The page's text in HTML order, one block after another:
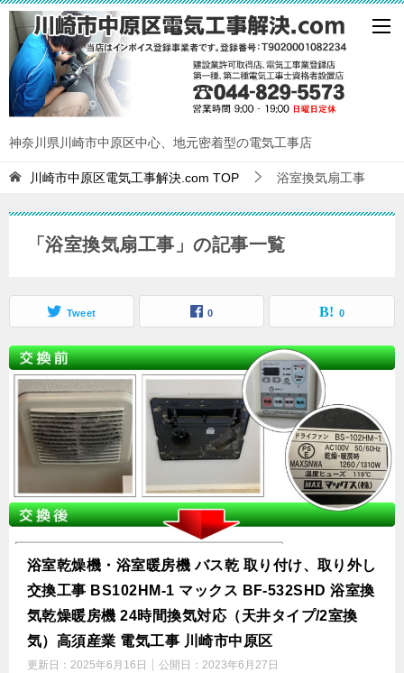
神奈川県川崎市中原区中心、地元密着型の電気工事店
川崎市中原区電気工事解決.com TOP 浴室換気扇工事
「浴室換気扇工事」の記事一覧
Tweet 0 0
浴室乾燥機・浴室暖房機 バス乾 取り付け、取り外し
交換工事 BS102HM-1 マックス BF-532SHD 浴室換
気乾燥暖房機 24時間換気対応（天井タイプ/2室換
気）高須産業 電気工事 川崎市中原区
更新日： 2025年6月16日 公開日： 2023年6月27日